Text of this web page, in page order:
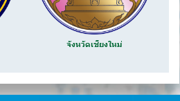
จังหวัดเชียงใหม่